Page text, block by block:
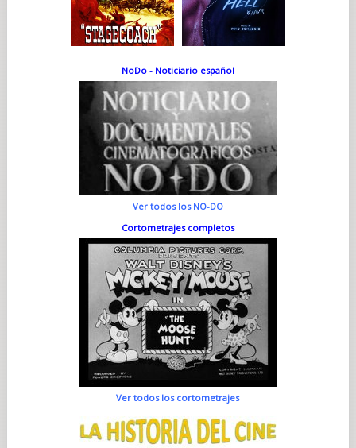
NoDo - Noticiario español
Ver todos los NO-DO
Cortometrajes completos
Ver todos los cortometrajes